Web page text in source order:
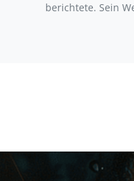
berichtete. Sein